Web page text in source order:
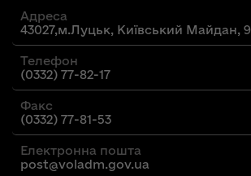
Адреса
43027,м.Луцьк, Київський Майдан, 9
Телефон
(0332) 77-82-17
Факс
(0332) 77-81-53
Електронна пошта
post@voladm.gov.ua